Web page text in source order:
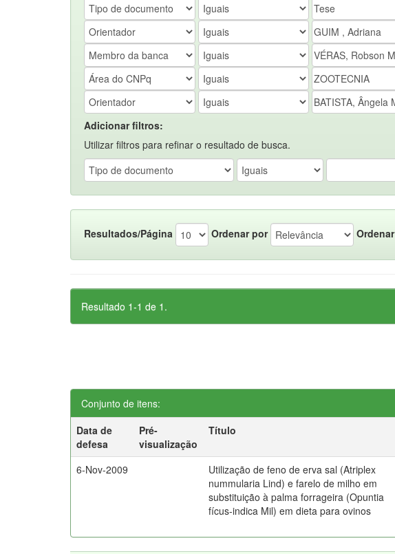
Adicionar filtros:
Utilizar filtros para refinar o resultado de busca.
Resultados/Página Ordenar por Ordenar
Resultado 1-1 de 1.
Conjunto de itens:
Data de
defesa
Pré-
visualização
Título
6-Nov-2009
Utilização de feno de erva sal (Atriplex
nummularia Lind) e farelo de milho em
substituição à palma forrageira (Opuntia
fícus-indica Mil) em dieta para ovinos